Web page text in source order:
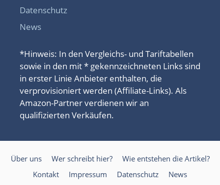
Datenschutz
News
*Hinweis: In den Vergleichs- und Tariftabellen
sowie in den mit * gekennzeichneten Links sind
in erster Linie Anbieter enthalten, die
verprovisioniert werden (Affiliate-Links). Als
Amazon-Partner verdienen wir an
qualifizierten Verkäufen.
Über uns Wer schreibt hier?
Wie entstehen die Artikel?
Kontakt
Impressum Datenschutz
News